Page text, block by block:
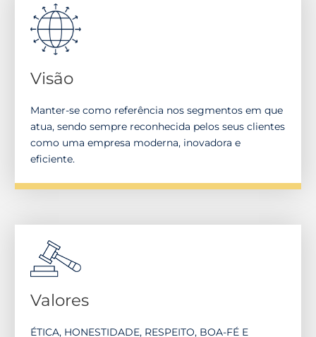
Visão
Manter-se como referência nos segmentos em que
atua, sendo sempre reconhecida pelos seus clientes
como uma empresa moderna, inovadora e
eficiente.
Valores
ÉTICA, HONESTIDADE, RESPEITO, BOA-FÉ E